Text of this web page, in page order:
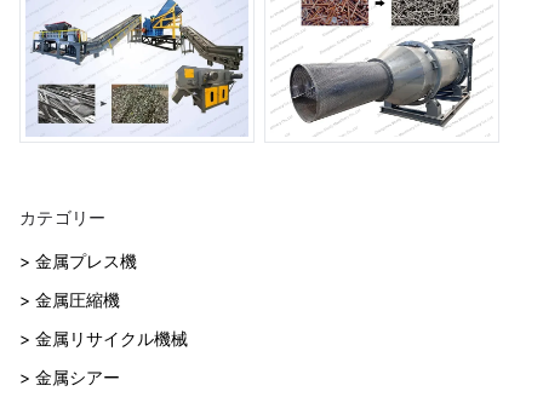
カテゴリー
> 金属プレス機
> 金属圧縮機
> 金属リサイクル機械
> 金属シアー